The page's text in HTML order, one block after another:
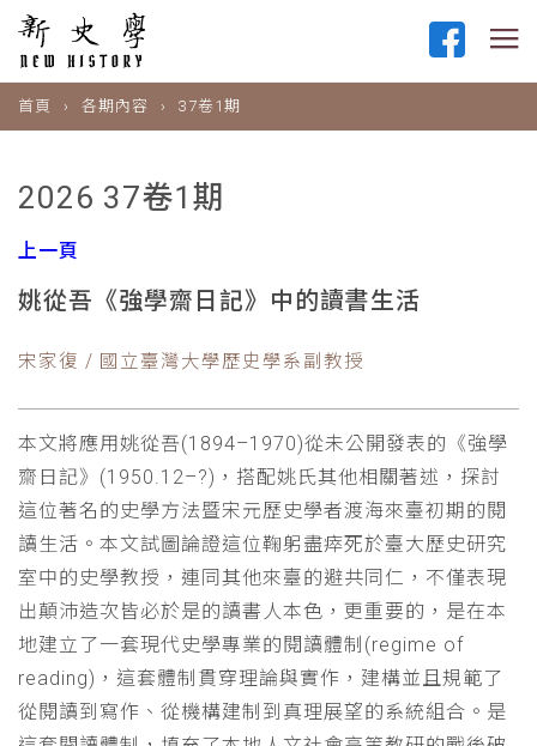
首頁 各期內容 37卷1期
2026 37卷1期
上一頁
姚從吾《強學齋日記》中的讀書生活
宋家復 / 國立臺灣大學歷史學系副教授
本文將應用姚從吾(1894–1970)從未公開發表的《強學
齋日記》(1950.12–?)，搭配姚氏其他相關著述，探討
這位著名的史學方法暨宋元歷史學者渡海來臺初期的閱
讀生活。本文試圖論證這位鞠躬盡瘁死於臺大歷史研究
室中的史學教授，連同其他來臺的避共同仁，不僅表現
出顛沛造次皆必於是的讀書人本色，更重要的，是在本
地建立了一套現代史學專業的閱讀體制(regime of
reading)，這套體制貫穿理論與實作，建構並且規範了
從閱讀到寫作、從機構建制到真理展望的系統組合。是